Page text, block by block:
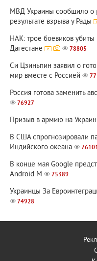
МВД Украины сообщило о
результате взрыва у Рады
НАК: трое боевиков
Дагестане
78805
Си Цзиньпин заявил о
мир вместе с Россией
Россия готова заменить
76927
Призыв в армию на
В США спрогнозировали
Индийского океана
В конце мая Google
Android M
75389
Украинцы За
74928